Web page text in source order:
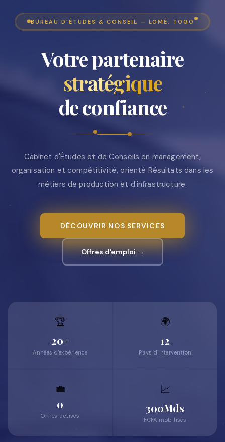
BUREAU D'ÉTUDES & CONSEIL — LOMÉ, TOGO
Votre partenaire
stratégique
de confiance
Cabinet d'Études et de Conseils en management,
organisation et compétitivité, orienté Résultats dans les
métiers de production et d'infrastructure.
DÉCOUVRIR NOS SERVICES
Offres d'emploi →
🏆
20+
Années d'expérience
🌍
12
Pays d'intervention
💼
0
Offres actives
📈
300Mds
FCFA mobilisés